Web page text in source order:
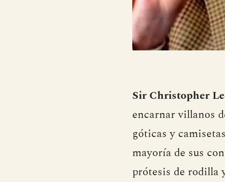
Sir Christopher
encarnar villanos
góticas y
mayoría de sus
prótesis de rodilla